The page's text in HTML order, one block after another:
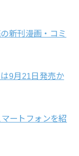
新刊漫画・コミ
9月21日発売か
ートフォンを紹